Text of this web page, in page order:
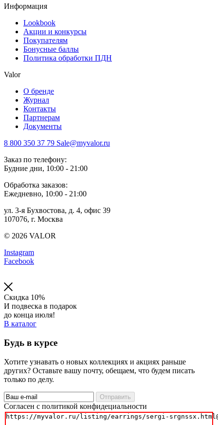
Информация
Lookbook
Акции и конкурсы
Покупателям
Бонусные баллы
Политика обработки ПДН
Valor
О бренде
Журнал
Контакты
Партнерам
Документы
8 800 350 37 79 Sale@myvalor.ru
Заказ по телефону:
Будние дни, 10:00 - 21:00
Обработка заказов:
Ежедневно, 10:00 - 21:00
ул. 3-я Бухвостова, д. 4, офис 39
107076, г. Москва
© 2026 VALOR
Instagram
Facebook
Скидка 10%
И подвеска в подарок
до конца июля!
В каталог
Будь в курсе
Хотите узнавать о новых коллекциях и акциях раньше
других? Оставьте вашу почту, обещаем, что будем писать
только по делу.
Отправить
Cогласен с политикой конфидециальности
https://myvalor.ru/listing/earrings/sergi-